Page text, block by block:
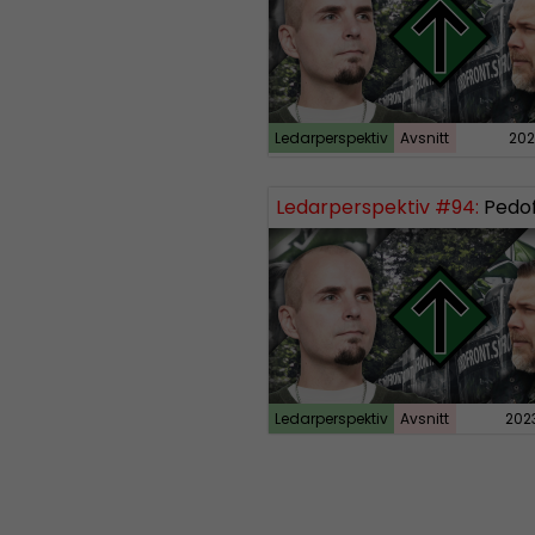
Ledarperspektiv Avsnitt
Ledarperspektiv #94: Pedofiler,
Ledarperspektiv Avsnitt